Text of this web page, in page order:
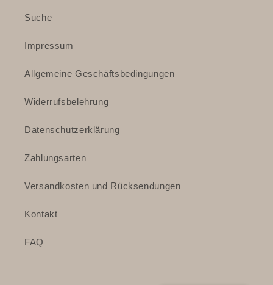
Suche
Impressum
Allgemeine Geschäftsbedingungen
Widerrufsbelehrung
Datenschutzerklärung
Zahlungsarten
Versandkosten und Rücksendungen
Kontakt
FAQ